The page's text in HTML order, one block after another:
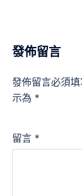
發佈留言
發佈留言必須
示為 *
留言 *